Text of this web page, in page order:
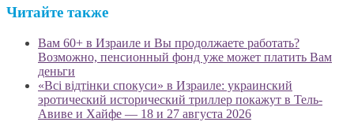
Читайте также
Вам 60+ в Израиле и Вы продолжаете работать?
Возможно, пенсионный фонд уже может платить Вам
деньги
«Всі відтінки спокуси» в Израиле: украинский
эротический исторический триллер покажут в Тель-
Авиве и Хайфе — 18 и 27 августа 2026